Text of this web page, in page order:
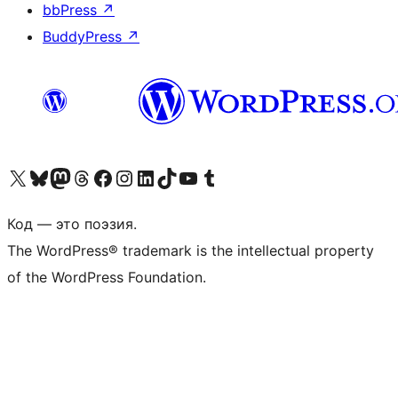
bbPress ↗
BuddyPress ↗
Посетите нас в X (ранее Twitter)
Посетите нашу учётную запись в Bluesky
Посетите нашу ленту в Mastodon
Посетите нашу учётную запись в Threads
Посетите нашу страницу на Facebook
Посетите наш Instagram
Посетите нашу страницу в LinkedIn
Посетите нашу учётную запись в TikTok
Посетите наш канал YouTube
Посетите нашу учётную запись в Tumblr
Код — это поэзия.
The WordPress® trademark is the intellectual property
of the WordPress Foundation.